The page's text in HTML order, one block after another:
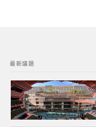
最新議題